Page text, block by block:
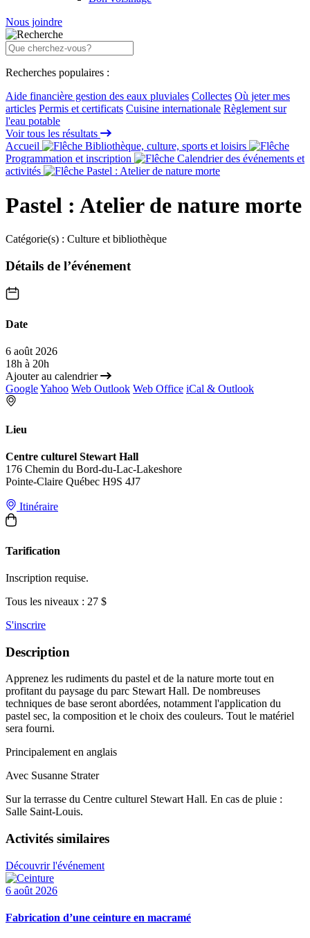
Nous joindre
Recherches populaires :
Aide financière gestion des eaux pluviales Collectes Où jeter mes
articles Permis et certificats Cuisine internationale Règlement sur
l'eau potable
Voir tous les résultats
Accueil
Bibliothèque, culture, sports et loisirs
Programmation et inscription
Calendrier des événements et
activités
Pastel : Atelier de nature morte
Pastel : Atelier de nature morte
Catégorie(s) : Culture et bibliothèque
Détails de l’événement
Date
6 août 2026
18h à 20h
Ajouter au calendrier
GoogleYahoo Web Outlook Web Office iCal & Outlook
Lieu
Centre culturel Stewart Hall
176 Chemin du Bord-du-Lac-Lakeshore
Pointe-Claire Québec H9S 4J7
Itinéraire
Tarification
Inscription requise.
Tous les niveaux : 27 $
S'inscrire
Description
Apprenez les rudiments du pastel et de la nature morte tout en
profitant du paysage du parc Stewart Hall. De nombreuses
techniques de base seront abordées, notamment l'application du
pastel sec, la composition et le choix des couleurs. Tout le matériel
sera fourni.
Principalement en anglais
Avec Susanne Strater
Sur la terrasse du Centre culturel Stewart Hall. En cas de pluie :
Salle Saint-Louis.
Activités similaires
Découvrir l'événement
6 août 2026
Fabrication d’une ceinture en macramé